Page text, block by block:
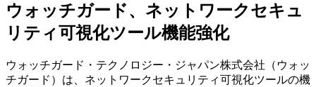
ウォッチガード、ネットワークセキュ
リティ可視化ツール機能強化
ウォッチガード・テクノロジー・ジャパン株式会社（ウォッ
チガード）は、ネットワークセキュリティ可視化ツールの機